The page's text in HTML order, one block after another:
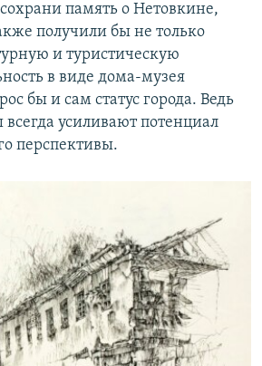
память о Нетовкине,
получили бы не только
и туристическую
в виде дома-музея
бы и сам статус города. Ведь
усиливают потенциал
перспективы.